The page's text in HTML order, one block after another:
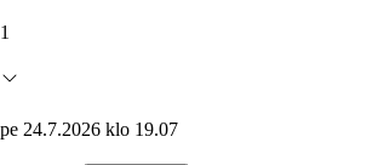
1
pe 24.7.2026 klo 19.07